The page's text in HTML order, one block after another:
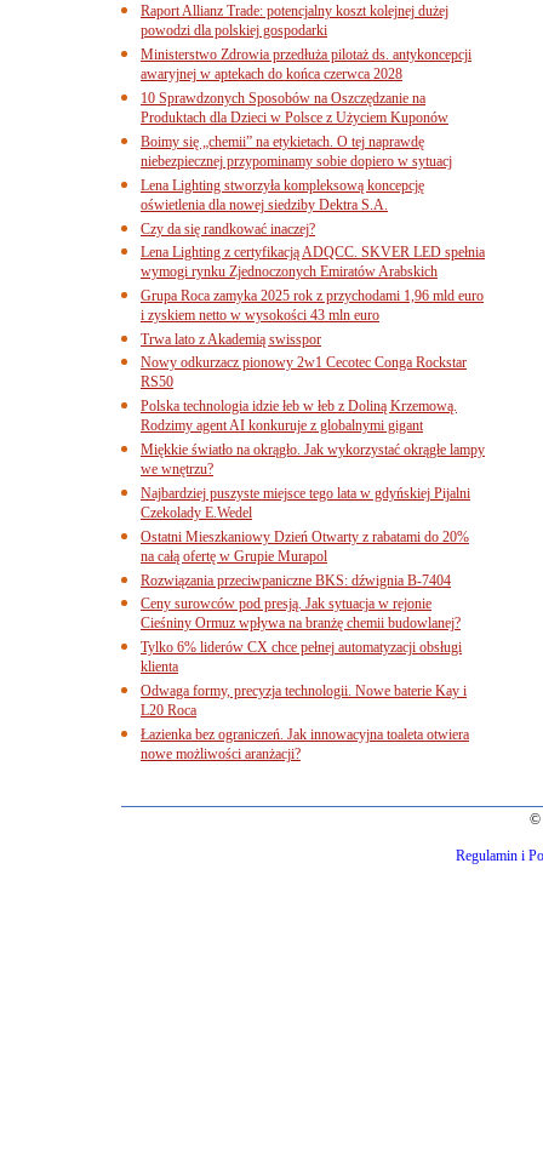
Raport Allianz Trade: potencjalny koszt kolejnej dużej
powodzi dla polskiej gospodarki
Ministerstwo Zdrowia przedłuża pilotaż ds. antykoncepcji
awaryjnej w aptekach do końca czerwca 2028
10 Sprawdzonych Sposobów na Oszczędzanie na
Produktach dla Dzieci w Polsce z Użyciem Kuponów
Boimy się „chemii” na etykietach. O tej naprawdę
niebezpiecznej przypominamy sobie dopiero w sytuacj
Lena Lighting stworzyła kompleksową koncepcję
oświetlenia dla nowej siedziby Dektra S.A.
Czy da się randkować inaczej?
Lena Lighting z certyfikacją ADQCC. SKVER LED spełnia
wymogi rynku Zjednoczonych Emiratów Arabskich
Grupa Roca zamyka 2025 rok z przychodami 1,96 mld euro
i zyskiem netto w wysokości 43 mln euro
Trwa lato z Akademią swisspor
Nowy odkurzacz pionowy 2w1 Cecotec Conga Rockstar
RS50
Polska technologia idzie łeb w łeb z Doliną Krzemową.
Rodzimy agent AI konkuruje z globalnymi gigant
Miękkie światło na okrągło. Jak wykorzystać okrągłe lampy
we wnętrzu?
Najbardziej puszyste miejsce tego lata w gdyńskiej Pijalni
Czekolady E.Wedel
Ostatni Mieszkaniowy Dzień Otwarty z rabatami do 20%
na całą ofertę w Grupie Murapol
Rozwiązania przeciwpaniczne BKS: dźwignia B-7404
Ceny surowców pod presją. Jak sytuacja w rejonie
Cieśniny Ormuz wpływa na branżę chemii budowlanej?
Tylko 6% liderów CX chce pełnej automatyzacji obsługi
klienta
Odwaga formy, precyzja technologii. Nowe baterie Kay i
L20 Roca
Łazienka bez ograniczeń. Jak innowacyjna toaleta otwiera
nowe możliwości aranżacji?
©
Regulamin i